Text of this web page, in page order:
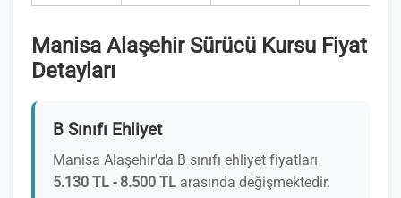
Manisa Alaşehir Sürücü Kursu Fiyat
Detayları
B Sınıfı Ehliyet
Manisa Alaşehir'da B sınıfı ehliyet fiyatları
5.130 TL - 8.500 TL arasında değişmektedir.